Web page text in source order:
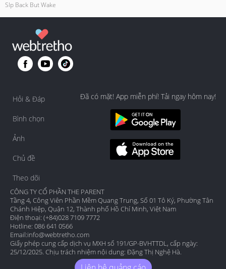
Slp Back But Wake
Hỏi & Đáp
Bình chọn
Ảnh
Chủ đề
Theo dõi
Đã có mặt! App miễn phí! Tải ngay hôm nay!
CÔNG TY CỔ PHẦN THE PARENT
Tầng 4, Công Viên Phần Mềm Quang Trung, Số 01 Tô Ký, Phường Tân
Chánh Hiệp, Quận 12, Thành phố Hồ Chí Minh, Việt Nam
Điện thoại: (+84)028 7109 7772
Hotline: 086 641 0566
Email:info@webtretho.com
Giấy phép cung cấp dịch vụ MXH số 191/GP-BVHTTDL, cấp ngày:
25/12/2025. Chịu trách nhiệm nội dung: Đặng Thị Nghệ Hà.